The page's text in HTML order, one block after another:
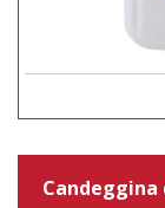
Candeggina